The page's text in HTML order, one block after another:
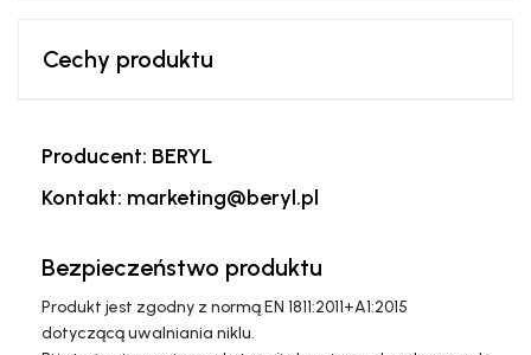
Cechy produktu
Producent: BERYL
Kontakt: marketing@beryl.pl
Bezpieczeństwo produktu
Produkt jest zgodny z normą EN 1811:2011+A1:2015
dotyczącą uwalniania niklu.